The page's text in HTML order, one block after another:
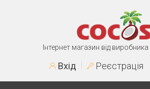
Інтернет магазин від виробника
Вхід Реєстрація